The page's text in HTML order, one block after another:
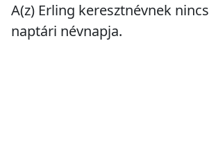
A(z) Erling keresztnévnek nincs
naptári névnapja.